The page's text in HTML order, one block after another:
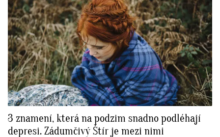
3 znamení, která na podzim snadno podléhají
depresi. Zádumčivý Štír je mezi nimi